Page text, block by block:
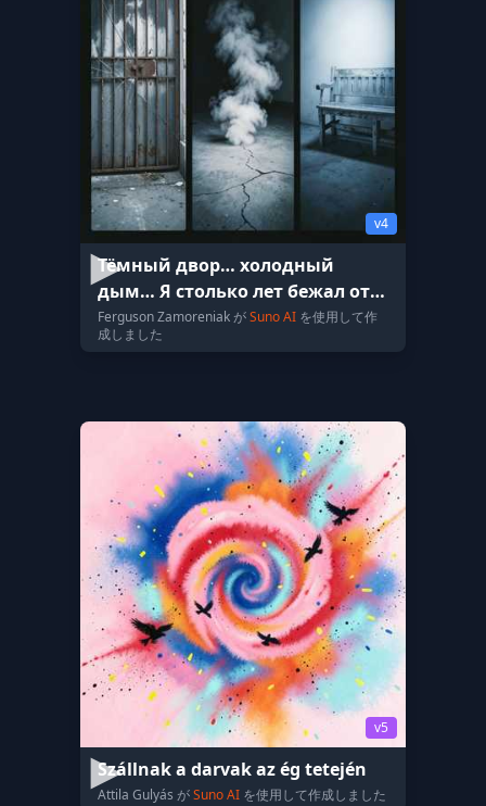
v4
Тёмный двор… холодный
дым… Я столько лет бежал от
себя самого. Все думали — я пр
Ferguson Zamoreniak がSuno AI を使用して作
成しました
v5
Szállnak a darvak az ég tetején
Attila Gulyás がSuno AI を使用して作成しました